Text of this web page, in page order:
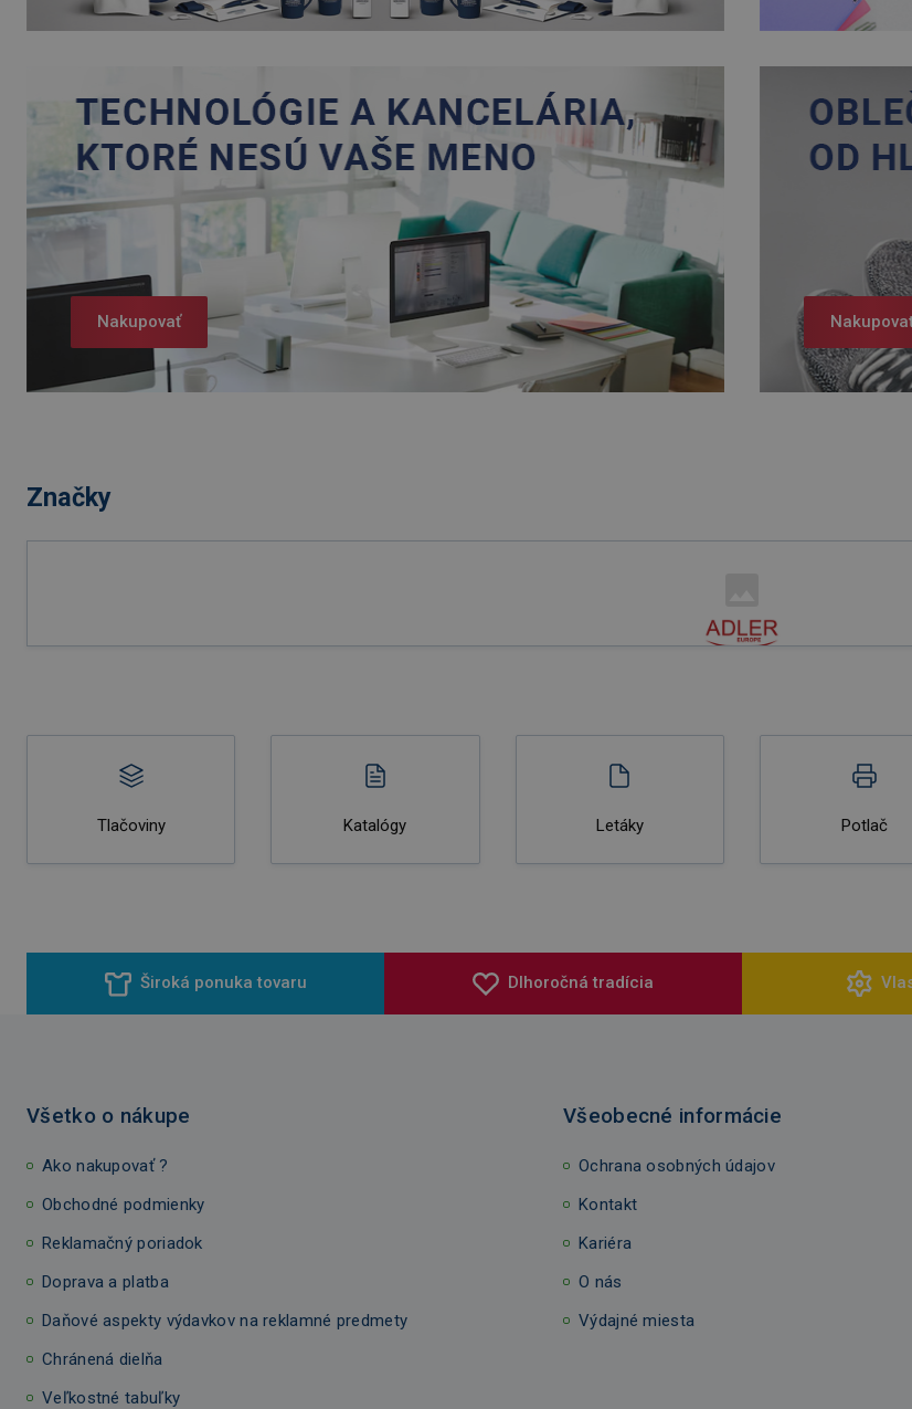
Nakupovať
Značky
Tlačoviny Katalógy Letáky Potlač
Široká ponuka tovaru Dlhoročná tradícia
Všetko o nákupe
Ako nakupovať ?
Obchodné podmienky
Reklamačný poriadok
Doprava a platba
Daňové aspekty výdavkov na reklamné predmety
Chránená dielňa
Veľkostné tabuľky
Všeobecné informácie
Ochrana osobných údajov
Kontakt
Kariéra
O nás
Výdajné miesta